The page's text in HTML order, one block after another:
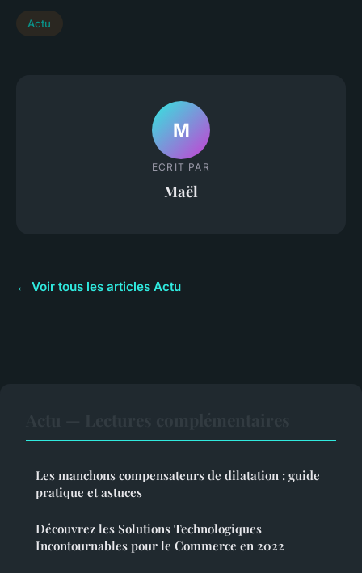
Actu
M
ECRIT PAR
Maël
← Voir tous les articles Actu
Les manchons compensateurs de dilatation : guide
pratique et astuces
Découvrez les Solutions Technologiques
Incontournables pour le Commerce en 2022